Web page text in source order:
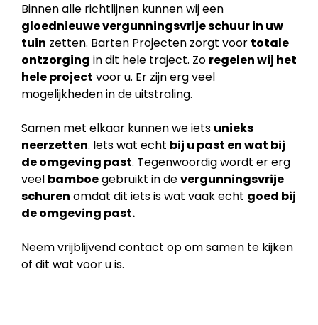
Binnen alle richtlijnen kunnen wij een
gloednieuwe vergunningsvrije schuur in uw
tuin zetten. Barten Projecten zorgt voor totale
ontzorging in dit hele traject. Zo regelen wij het
hele project voor u. Er zijn erg veel
mogelijkheden in de uitstraling.
Samen met elkaar kunnen we iets unieks
neerzetten. Iets wat echt bij u past en wat bij
deomgeving past. Tegenwoordig wordt er erg
veel bamboegebruikt in devergunningsvrije
schuren omdat dit iets is wat vaak echt goed bij
de omgeving past.
Neem vrijblijvend contact op om samen te kijken
of dit wat voor u is.